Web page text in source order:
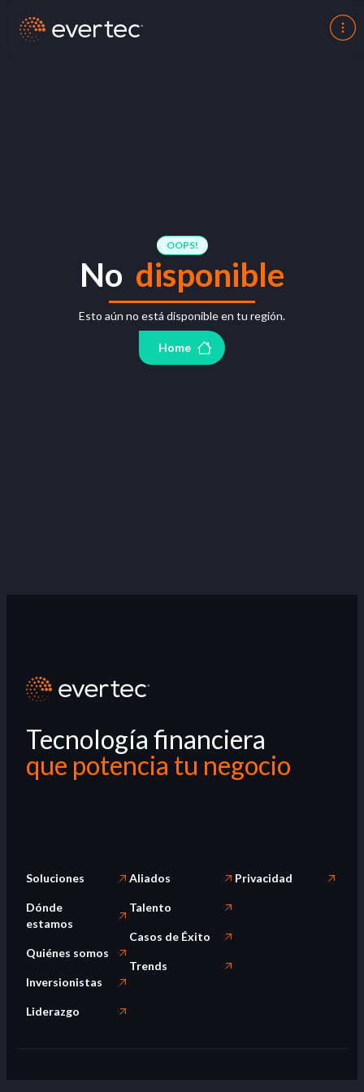
OOPS!
No disponible
Esto aún no está disponible en tu región.
Home
Tecnología financiera
que potencia tu negocio
Soluciones
Dónde
estamos
Quiénes somos
Inversionistas
Liderazgo
Aliados
Talento
Casos de Éxito
Trends
Privacidad